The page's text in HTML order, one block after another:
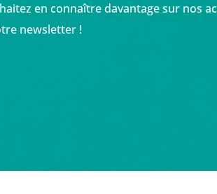
en connaître davantage sur nos
newsletter !